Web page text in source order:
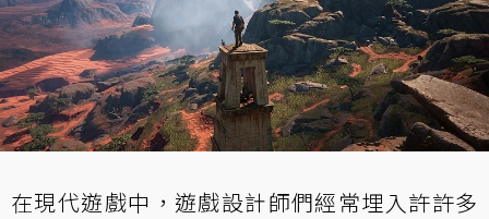
在現代遊戲中，遊戲設計師們經常埋入許許多